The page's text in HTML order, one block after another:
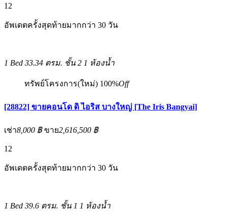
12
อัพเดตครั้งสุดท้ายมากกว่า 30 วัน
1 Bed 33.34 ตรม. ชั้น 2 1 ห้องน้ำ
ทรัพย์โครงการ(ใหม่) 100%Off
[28822] ขายคอนโด ดิ ไอริส บางใหญ่ [The Iris Bangyai]
เช่า8,000 ฿ ขาย2,616,500 ฿
12
อัพเดตครั้งสุดท้ายมากกว่า 30 วัน
1 Bed 39.6 ตรม. ชั้น 1 1 ห้องน้ำ